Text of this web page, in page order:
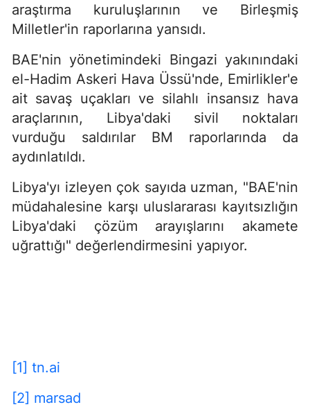
araştırma kuruluşlarının ve Birleşmiş
Milletler'in raporlarına yansıdı.
BAE'nin yönetimindeki Bingazi yakınındaki
el-Hadim Askeri Hava Üssü'nde, Emirlikler'e
ait savaş uçakları ve silahlı insansız hava
araçlarının, Libya'daki sivil noktaları
vurduğu saldırılar BM raporlarında da
aydınlatıldı.
Libya'yı izleyen çok sayıda uzman, "BAE'nin
müdahalesine karşı uluslararası kayıtsızlığın
Libya'daki çözüm arayışlarını akamete
uğrattığı" değerlendirmesini yapıyor.
[1] tn.ai
[2] marsad